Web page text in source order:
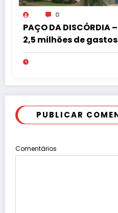
0
PAÇO DA DISCÓRDIA
2,5 milhões de
pede “acordo” para
milhões
PUBLICAR
Comentários